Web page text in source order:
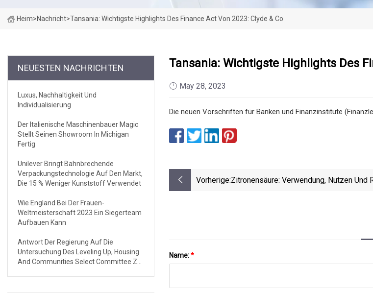
Heim>Nachricht>Tansania: Wichtigste Highlights Des Finance Act Von 2023: Clyde & Co
NEUESTEN NACHRICHTEN
Luxus, Nachhaltigkeit Und
Individualisierung
Der Italienische Maschinenbauer Magic
Stellt Seinen Showroom In Michigan
Fertig
Unilever Bringt Bahnbrechende
Verpackungstechnologie Auf Den Markt,
Die 15 % Weniger Kunststoff Verwendet
Wie England Bei Der Frauen-
Weltmeisterschaft 2023 Ein Siegerteam
Aufbauen Kann
Antwort Der Regierung Auf Die
Untersuchung Des Leveling Up, Housing
And Communities Select Committee Zur
Tansania: Wichtigste Highlights Des
May 28, 2023
Die neuen Vorschriften für Banken und Finanzinstitute
Vorherige:Zitronensäure: Verwendung, Nutzen Und
Name:*